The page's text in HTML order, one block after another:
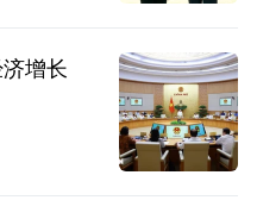
增长